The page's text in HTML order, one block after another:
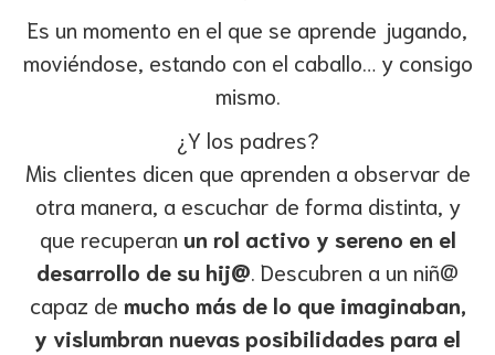
Es un momento en el que se aprende jugando,
moviéndose, estando con el caballo… y consigo
mismo.
¿Y los padres?
Mis clientes dicen que aprenden a observar de
otra manera, a escuchar de forma distinta, y
que recuperan un rol activo y sereno en el
desarrollo de su hij@ . Descubren a un niñ@
capaz de mucho más de lo que imaginaban,
y vislumbran nuevas posibilidades para el